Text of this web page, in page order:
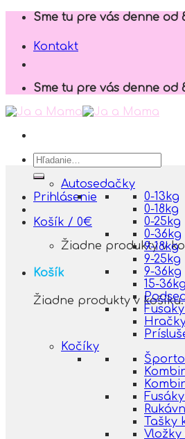
Skip
content
Sme tu pre vás denne od
Kontakt
Sme tu pre vás denne od
Hľadať:
Prihlásenie
Košík / 0€
Žiadne produkty v
Košík
Žiadne produkty v košíku.
Autosedačky
0-13kg
0-18kg
0-25kg
0-36kg
9-18kg
9-25kg
9-36kg
15-36kg
Kočíky
Tašky